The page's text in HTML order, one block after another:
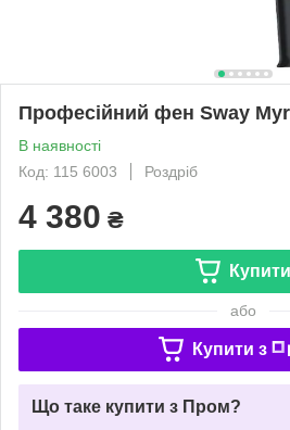
Професійний фен Sway
В наявності
Код: 115 6003
Роздріб
4 380 ₴
Купити
або
Купити з
Що таке купити з Пром?